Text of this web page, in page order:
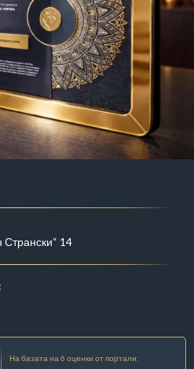
14
На базата на 6 оценки от портали: